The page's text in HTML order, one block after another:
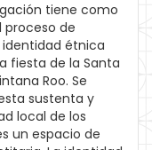
tiene como
proceso de
étnica
fiesta de la Santa
Roo. Se
sustenta y
local de los
un espacio de